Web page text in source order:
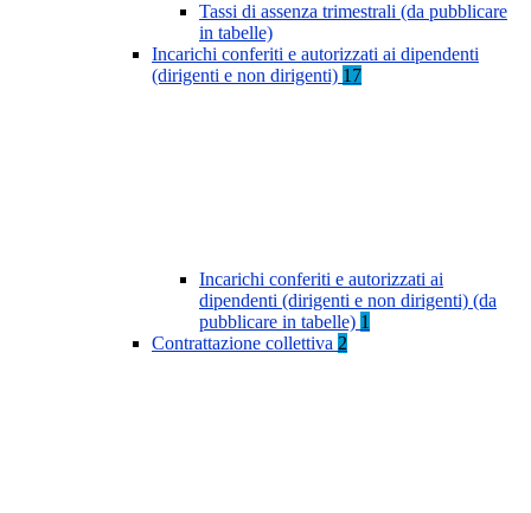
Tassi di assenza trimestrali (da pubblicare
in tabelle)
Incarichi conferiti e autorizzati ai dipendenti
(dirigenti e non dirigenti) 17
Incarichi conferiti e autorizzati ai
dipendenti (dirigenti e non dirigenti) (da
pubblicare in tabelle) 1
Contrattazione collettiva 2